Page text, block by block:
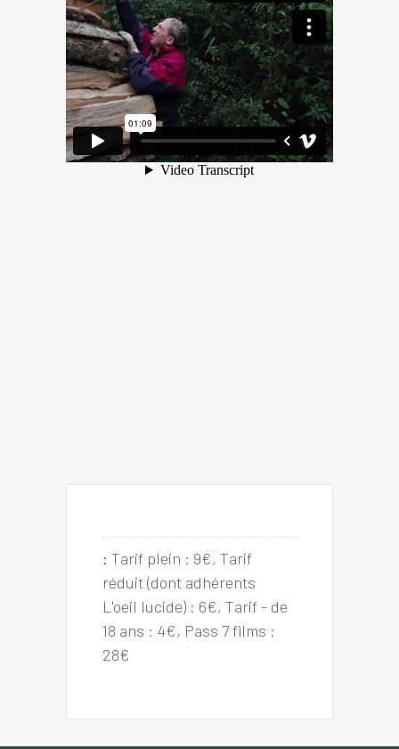
: Tarif plein : 9€, Tarif
réduit (dont adhérents
L'oeil lucide) : 6€, Tarif - de
18 ans : 4€, Pass 7 films :
28€